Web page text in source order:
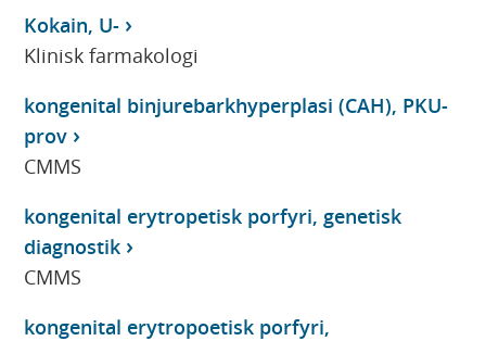
Kokain, U-
Klinisk farmakologi
kongenital binjurebarkhyperplasi (CAH), PKU-
prov
CMMS
kongenital erytropetisk porfyri, genetisk
diagnostik
CMMS
kongenital erytropoetisk porfyri,